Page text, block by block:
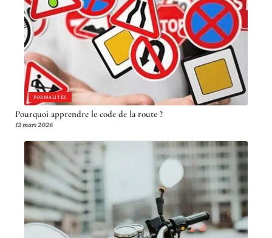
FORMALITÉS
Pourquoi apprendre le code de la route ?
12 mars 2026